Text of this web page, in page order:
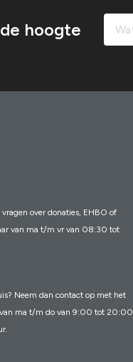
hoogte
over donaties, EHBO of
van ma t/m vr van 08:30 tot
Neem dan contact op met het
ma t/m do van 9:00 tot 20:00